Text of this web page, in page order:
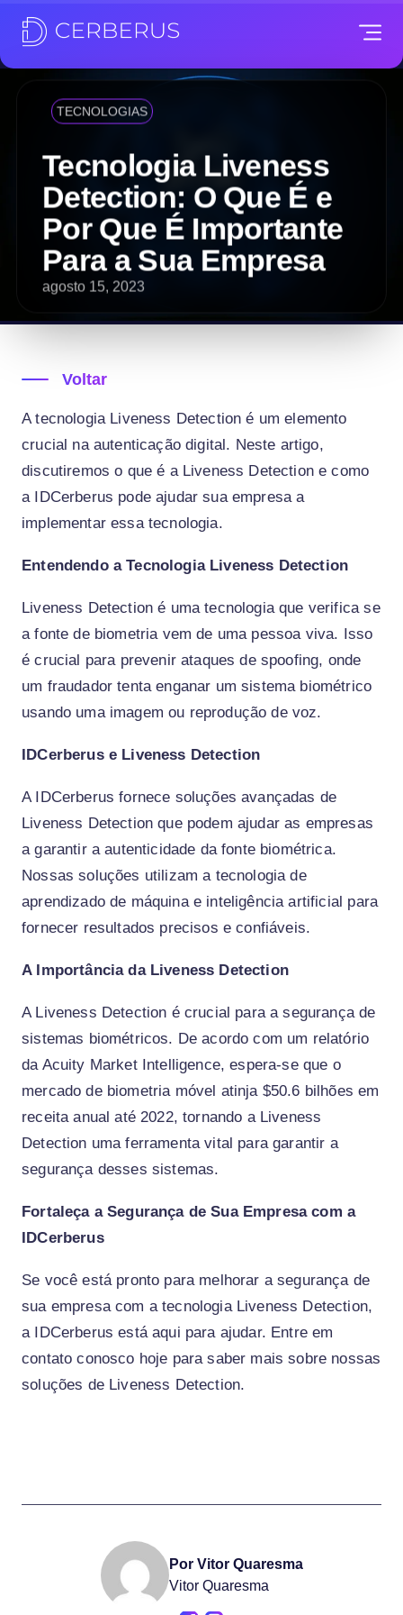
TECNOLOGIAS
Tecnologia Liveness
Detection: O Que É e
Por Que É Importante
Para a Sua Empresa
agosto 15, 2023
Voltar
A tecnologia Liveness Detection é um elemento
crucial na autenticação digital. Neste artigo,
discutiremos o que é a Liveness Detection e como
a IDCerberus pode ajudar sua empresa a
implementar essa tecnologia.
Entendendo a Tecnologia Liveness Detection
Liveness Detection é uma tecnologia que verifica se
a fonte de biometria vem de uma pessoa viva. Isso
é crucial para prevenir ataques de spoofing, onde
um fraudador tenta enganar um sistema biométrico
usando uma imagem ou reprodução de voz.
IDCerberus e Liveness Detection
A IDCerberus fornece soluções avançadas de
Liveness Detection que podem ajudar as empresas
a garantir a autenticidade da fonte biométrica.
Nossas soluções utilizam a tecnologia de
aprendizado de máquina e inteligência artificial para
fornecer resultados precisos e confiáveis.
A Importância da Liveness Detection
A Liveness Detection é crucial para a segurança de
sistemas biométricos. De acordo com um relatório
da Acuity Market Intelligence, espera-se que o
mercado de biometria móvel atinja $50.6 bilhões em
receita anual até 2022, tornando a Liveness
Detection uma ferramenta vital para garantir a
segurança desses sistemas.
Fortaleça a Segurança de Sua Empresa com a
IDCerberus
Se você está pronto para melhorar a segurança de
sua empresa com a tecnologia Liveness Detection,
a IDCerberus está aqui para ajudar. Entre em
contato conosco hoje para saber mais sobre nossas
soluções de Liveness Detection.
Por Vitor Quaresma
Vitor Quaresma